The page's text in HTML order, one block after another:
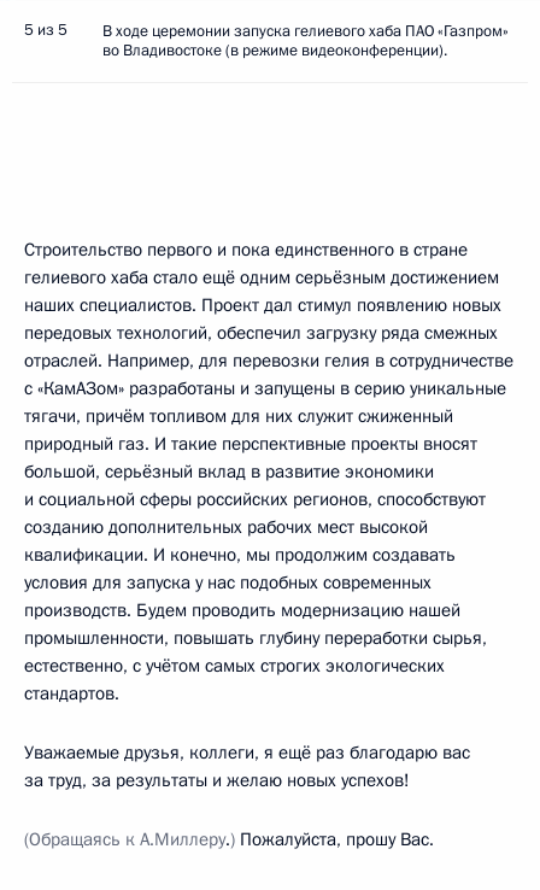
5 из 5
В ходе церемонии запуска гелиевого хаба ПАО «Газпром»
во Владивостоке (в режиме видеоконференции).
Строительство первого и пока единственного в стране
гелиевого хаба стало ещё одним серьёзным достижением
наших специалистов. Проект дал стимул появлению новых
передовых технологий, обеспечил загрузку ряда смежных
отраслей. Например, для перевозки гелия в сотрудничестве
с «КамАЗом» разработаны и запущены в серию уникальные
тягачи, причём топливом для них служит сжиженный
природный газ. И такие перспективные проекты вносят
большой, серьёзный вклад в развитие экономики
и социальной сферы российских регионов, способствуют
созданию дополнительных рабочих мест высокой
квалификации. И конечно, мы продолжим создавать
условия для запуска у нас подобных современных
производств. Будем проводить модернизацию нашей
промышленности, повышать глубину переработки сырья,
естественно, с учётом самых строгих экологических
стандартов.
Уважаемые друзья, коллеги, я ещё раз благодарю вас
за труд, за результаты и желаю новых успехов!
(Обращаясь к А.Миллеру.) Пожалуйста, прошу Вас.